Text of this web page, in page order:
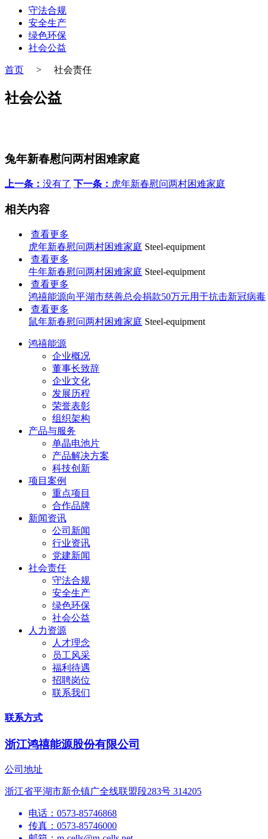
守法合规
安全生产
绿色环保
社会公益
首页 > 社会责任
社会公益
兔年新春慰问两村困难家庭
上一条： 没有了 下一条： 虎年新春慰问两村困难家庭
相关内容
查看更多
虎年新春慰问两村困难家庭 Steel-equipment
查看更多
牛年新春慰问两村困难家庭 Steel-equipment
查看更多
鸿禧能源向平湖市慈善总会捐款50万元用于抗击新冠病毒
查看更多
鼠年新春慰问两村困难家庭 Steel-equipment
鸿禧能源
企业概况
董事长致辞
企业文化
发展历程
荣誉表彰
组织架构
产品与服务
单晶电池片
产品解决方案
科技创新
项目案例
重点项目
合作品牌
新闻资讯
公司新闻
行业资讯
党建新闻
社会责任
守法合规
安全生产
绿色环保
社会公益
人力资源
人才理念
员工风采
福利待遇
招聘岗位
联系我们
联系方式
浙江鸿禧能源股份有限公司
公司地址
浙江省平湖市新仓镇广全线联盟段283号 314205
电话：0573-85746868
传真：0573-85746000